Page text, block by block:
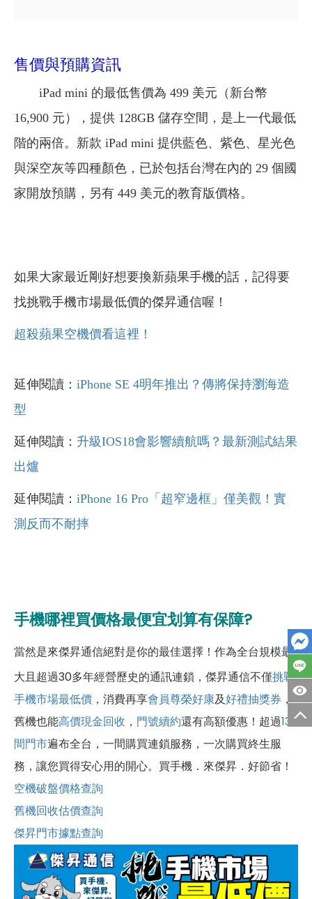
售價與預購資訊
iPad mini 的最低售價為 499 美元（新台幣
16,900 元），提供 128GB 儲存空間，是上一代最低
階的兩倍。新款 iPad mini 提供藍色、紫色、星光色
與深空灰等四種顏色，已於包括台灣在內的 29 個國
家開放預購，另有 449 美元的教育版價格。
如果大家最近剛好想要換新蘋果手機的話，記得要
找挑戰手機市場最低價的傑昇通信喔！
超殺蘋果空機價看這裡！
延伸閱讀： iPhone SE 4明年推出？傳將保持瀏海造
型
延伸閱讀： 升級IOS18會影響續航嗎？最新測試結果
出爐
延伸閱讀： iPhone 16 Pro「超窄邊框」僅美觀！實
測反而不耐摔
手機哪裡買價格最便宜划算有保障?
當然是來傑昇通信絕對是你的最佳選擇！作為全台規模最
大且超過30多年經營歷史的通訊連鎖，傑昇通信不僅挑戰
手機市場最低價 ，消費再享會員尊榮好康及好禮抽獎券 ，
舊機也能高價現金回收 ， 門號續約還有高額優惠！超過130
間門市遍布全台，一間購買連鎖服務，一次購買終生服
務，讓您買得安心用的開心。買手機．來傑昇．好節省！
空機破盤價格查詢
舊機回收估價查詢
傑昇門市據點查詢